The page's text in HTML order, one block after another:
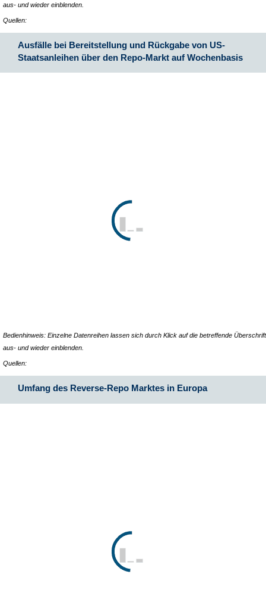
aus- und wieder einblenden.
Quellen:
Ausfälle bei Bereitstellung und Rückgabe von US-
Staatsanleihen über den Repo-Markt auf Wochenbasis
Bedienhinweis: Einzelne Datenreihen lassen sich durch Klick auf die betreffende Überschrift
aus- und wieder einblenden.
Quellen:
Umfang des Reverse-Repo Marktes in Europa